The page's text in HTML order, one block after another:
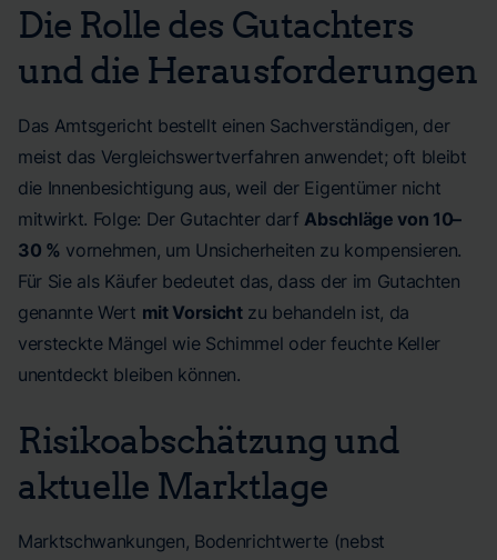
Die Rolle des Gutachters
und die Herausforderungen
Das Amtsgericht bestellt einen Sachverständigen, der
meist das Vergleichswertverfahren anwendet; oft bleibt
die Innenbesichtigung aus, weil der Eigentümer nicht
mitwirkt. Folge: Der Gutachter darfAbschläge von 10–
30 % vornehmen, um Unsicherheiten zu kompensieren.
Für Sie als Käufer bedeutet das, dass der im Gutachten
genannte Wert mit Vorsichtzu behandeln ist, da
versteckte Mängel wie Schimmel oder feuchte Keller
unentdeckt bleiben können.
Risikoabschätzung und
aktuelle Marktlage
Marktschwankungen, Bodenrichtwerte (nebst